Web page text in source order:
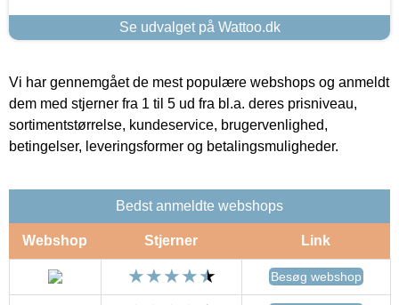
Se udvalget på Wattoo.dk
Vi har gennemgået de mest populære webshops og anmeldt
dem med stjerner fra 1 til 5 ud fra bl.a. deres prisniveau,
sortimentstørrelse, kundeservice, brugervenlighed,
betingelser, leveringsformer og betalingsmuligheder.
Bedst anmeldte webshops
Webshop Stjerner Link
Besøg webshop